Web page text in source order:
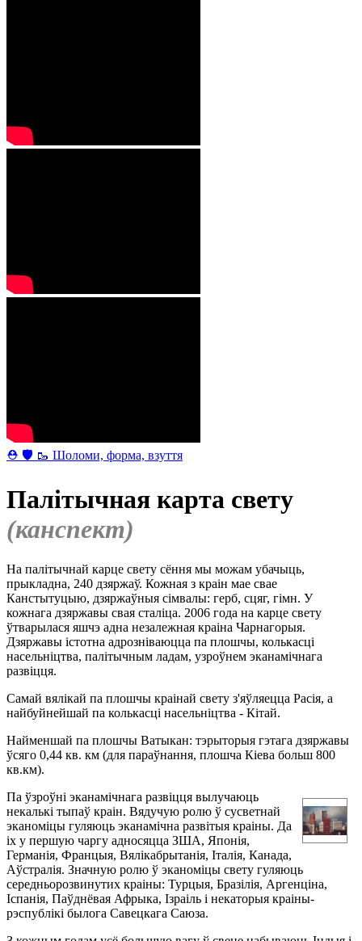
⛑ 🛡 🥾 Шоломи, форма, взуття
Палітычная карта свету
(канспект)
На палітычнай карце свету сёння мы можам убачыць,
прыкладна, 240 дзяржаў. Кожная з краін мае свае
Канстытуцыю, дзяржаўныя сімвалы: герб, сцяг, гімн. У
кожнага дзяржавы свая сталіца. 2006 года на карце свету
ўтварылася яшчэ адна незалежная краіна Чарнагорыя.
Дзяржавы істотна адрозніваюцца па плошчы, колькасці
насельніцтва, палітычным ладам, узроўнем эканамічнага
развіцця.
Самай вялікай па плошчы краінай свету з'яўляецца Расія, а
найбуйнейшай па колькасці насельніцтва - Кітай.
Найменшай па плошчы Ватыкан: тэрыторыя гэтага дзяржавы
ўсяго 0,44 кв. км (для параўнання, плошча Кіева больш 800
кв.км).
Па ўзроўні эканамічнага развіцця вылучаюць
некалькі тыпаў краін. Вядучую ролю ў сусветнай
эканоміцы гуляюць эканамічна развітыя краіны. Да
іх у першую чаргу адносяцца ЗША, Японія,
Германія, Францыя, Вялікабрытанія, Італія, Канада,
Аўстралія. Значную ролю ў эканоміцы свету гуляюць
середньорозвинутих краіны: Турцыя, Бразілія, Аргенціна,
Іспанія, Паўднёвая Афрыка, Ізраіль і некаторыя краіны-
рэспублікі былога Савецкага Саюза.